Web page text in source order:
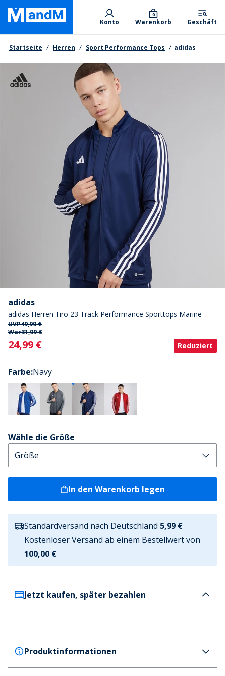
Skip
main
content
Primary departments
Konto Warenkorb
0
Geschäft
Brotkrumen
Startseite Herren Sport Performance Tops adidas
adidas
adidas Herren Tiro 23 Track Performance Sporttops Marine
UVP49,99 €
War31,99 €
Current
24,99 € Reduziert
Farbe:Navy
Wähle die Größe
In den Warenkorb legen
Standardversand nach Deutschland 5,99 €
Kostenloser Versand ab einem Bestellwert von
100,00 €
Jetzt kaufen, später bezahlen
Produktinformationen